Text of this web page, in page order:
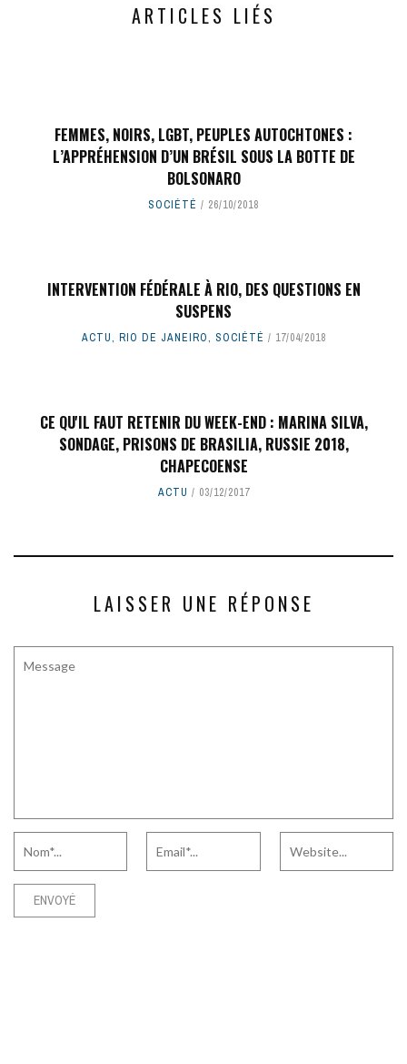
ARTICLES LIÉS
FEMMES, NOIRS, LGBT, PEUPLES AUTOCHTONES :
L’APPRÉHENSION D’UN BRÉSIL SOUS LA BOTTE DE
BOLSONARO
SOCIÉTÉ 26/10/2018
INTERVENTION FÉDÉRALE À RIO, DES QUESTIONS EN
SUSPENS
ACTU, RIO DE JANEIRO, SOCIÉTÉ 17/04/2018
CE QU'IL FAUT RETENIR DU WEEK-END : MARINA SILVA,
SONDAGE, PRISONS DE BRASILIA, RUSSIE 2018,
CHAPECOENSE
ACTU 03/12/2017
LAISSER UNE RÉPONSE